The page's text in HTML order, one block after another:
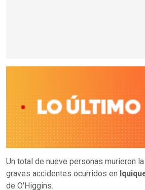
Un total de nueve personas murieron
graves accidentes ocurridos en
de O'Higgins.